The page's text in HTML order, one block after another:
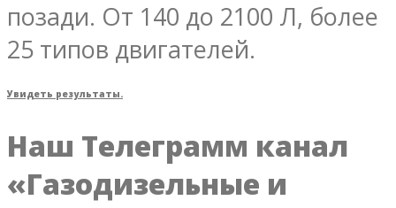
позади. От 140 до 2100 Л, более
25 типов двигателей.
Увидеть результаты.
Наш Телеграмм канал
«Газодизельные и